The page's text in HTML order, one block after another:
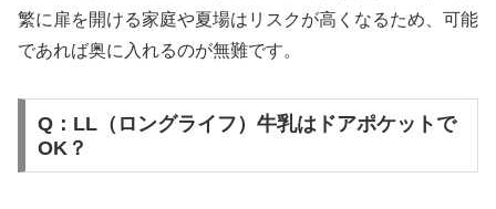
繁に扉を開ける家庭や夏場はリスクが高くなるため、可能
であれば奥に入れるのが無難です。
Q：LL（ロングライフ）牛乳はドアポケットで
OK？